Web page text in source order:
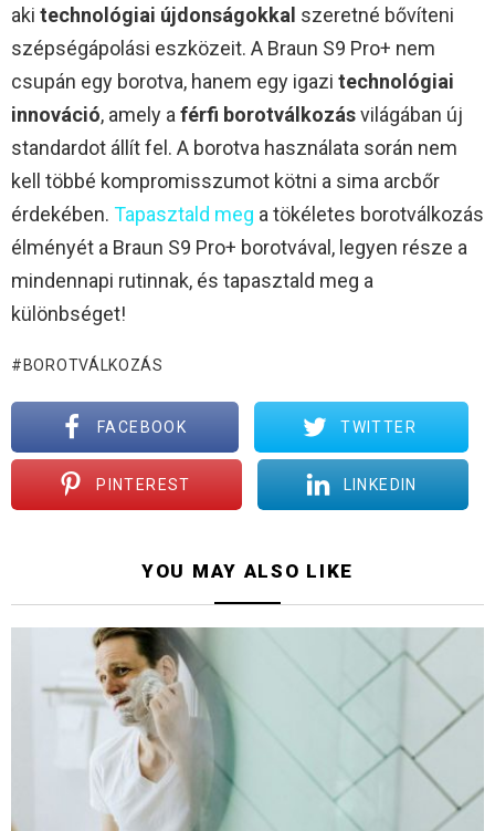
aki technológiai újdonságokkal szeretné bővíteni
szépségápolási eszközeit. A Braun S9 Pro+ nem
csupán egy borotva, hanem egy igazi technológiai
innováció, amely aférfi borotválkozásvilágában új
standardot állít fel. A borotva használata során nem
kell többé kompromisszumot kötni a sima arcbőr
érdekében. Tapasztald meg a tökéletes borotválkozás
élményét a Braun S9 Pro+ borotvával, legyen része a
mindennapi rutinnak, és tapasztald meg a
különbséget!
BOROTVÁLKOZÁS
FACEBOOK TWITTER
PINTEREST LINKEDIN
YOU MAY ALSO LIKE